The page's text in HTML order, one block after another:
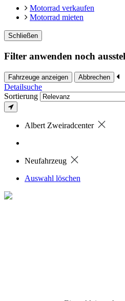
Motorrad verkaufen
Motorrad mieten
Schließen
Filter anwenden noch
Fahrzeuge anzeigen Abbrechen
Detailsuche
Sortierung
Albert Zweiradcenter
Neufahrzeug
Auswahl löschen